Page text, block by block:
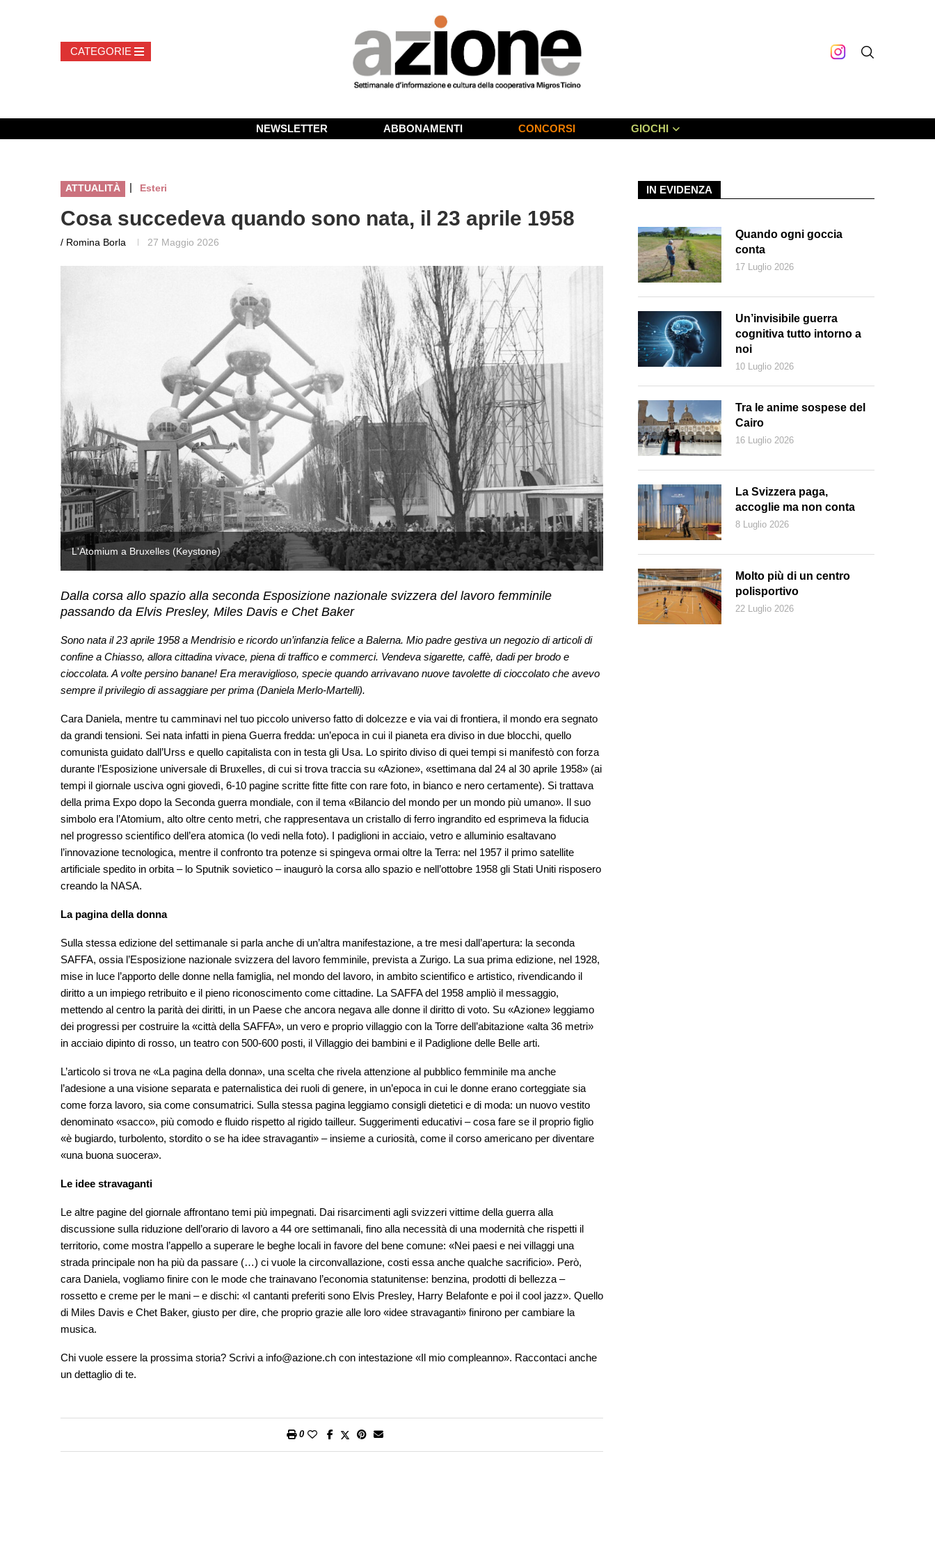
NEWSLETTER ABBONAMENTI CONCORSI GIOCHI
ATTUALITÀ | Esteri
Cosa succedeva quando sono nata, il 23 aprile 1958
/ Romina Borla 27 Maggio 2026
L'Atomium a Bruxelles (Keystone) L'Atomium a Bruxelles (Keystone)
Dalla corsa allo spazio alla seconda Esposizione nazionale svizzera del lavoro femminile
passando da Elvis Presley, Miles Davis e Chet Baker
Sono nata il 23 aprile 1958 a Mendrisio e ricordo un’infanzia felice a Balerna. Mio padre gestiva un negozio di articoli di
confine a Chiasso, allora cittadina vivace, piena di traffico e commerci. Vendeva sigarette, caffè, dadi per brodo e
cioccolata. A volte persino banane! Era meraviglioso, specie quando arrivavano nuove tavolette di cioccolato che avevo
sempre il privilegio di assaggiare per prima (Daniela Merlo-Martelli).
Cara Daniela, mentre tu camminavi nel tuo piccolo universo fatto di dolcezze e via vai di frontiera, il mondo era segnato
da grandi tensioni. Sei nata infatti in piena Guerra fredda: un’epoca in cui il pianeta era diviso in due blocchi, quello
comunista guidato dall’Urss e quello capitalista con in testa gli Usa. Lo spirito diviso di quei tempi si manifestò con forza
durante l’Esposizione universale di Bruxelles, di cui si trova traccia su «Azione», «settimana dal 24 al 30 aprile 1958» (ai
tempi il giornale usciva ogni giovedì, 6-10 pagine scritte fitte fitte con rare foto, in bianco e nero certamente). Si trattava
della prima Expo dopo la Seconda guerra mondiale, con il tema «Bilancio del mondo per un mondo più umano». Il suo
simbolo era l’Atomium, alto oltre cento metri, che rappresentava un cristallo di ferro ingrandito ed esprimeva la fiducia
nel progresso scientifico dell’era atomica (lo vedi nella foto). I padiglioni in acciaio, vetro e alluminio esaltavano
l’innovazione tecnologica, mentre il confronto tra potenze si spingeva ormai oltre la Terra: nel 1957 il primo satellite
artificiale spedito in orbita – lo Sputnik sovietico – inaugurò la corsa allo spazio e nell’ottobre 1958 gli Stati Uniti risposero
creando la NASA.
La pagina della donna
Sulla stessa edizione del settimanale si parla anche di un’altra manifestazione, a tre mesi dall’apertura: la seconda
SAFFA, ossia l’Esposizione nazionale svizzera del lavoro femminile, prevista a Zurigo. La sua prima edizione, nel 1928,
mise in luce l’apporto delle donne nella famiglia, nel mondo del lavoro, in ambito scientifico e artistico, rivendicando il
diritto a un impiego retribuito e il pieno riconoscimento come cittadine. La SAFFA del 1958 ampliò il messaggio,
mettendo al centro la parità dei diritti, in un Paese che ancora negava alle donne il diritto di voto. Su «Azione» leggiamo
dei progressi per costruire la «città della SAFFA», un vero e proprio villaggio con la Torre dell’abitazione «alta 36 metri»
in acciaio dipinto di rosso, un teatro con 500-600 posti, il Villaggio dei bambini e il Padiglione delle Belle arti.
L’articolo si trova ne «La pagina della donna», una scelta che rivela attenzione al pubblico femminile ma anche
l’adesione a una visione separata e paternalistica dei ruoli di genere, in un’epoca in cui le donne erano corteggiate sia
come forza lavoro, sia come consumatrici. Sulla stessa pagina leggiamo consigli dietetici e di moda: un nuovo vestito
denominato «sacco», più comodo e fluido rispetto al rigido tailleur. Suggerimenti educativi – cosa fare se il proprio figlio
«è bugiardo, turbolento, stordito o se ha idee stravaganti» – insieme a curiosità, come il corso americano per diventare
«una buona suocera».
Le idee stravaganti
Le altre pagine del giornale affrontano temi più impegnati. Dai risarcimenti agli svizzeri vittime della guerra alla
discussione sulla riduzione dell’orario di lavoro a 44 ore settimanali, fino alla necessità di una modernità che rispetti il
territorio, come mostra l’appello a superare le beghe locali in favore del bene comune: «Nei paesi e nei villaggi una
strada principale non ha più da passare (…) ci vuole la circonvallazione, costi essa anche qualche sacrificio». Però,
cara Daniela, vogliamo finire con le mode che trainavano l’economia statunitense: benzina, prodotti di bellezza –
rossetto e creme per le mani – e dischi: «I cantanti preferiti sono Elvis Presley, Harry Belafonte e poi il cool jazz». Quello
di Miles Davis e Chet Baker, giusto per dire, che proprio grazie alle loro «idee stravaganti» finirono per cambiare la
musica.
Chi vuole essere la prossima storia? Scrivi a info@azione.ch con intestazione «Il mio compleanno». Raccontaci anche
un dettaglio di te.
0
IN EVIDENZA
Quando ogni goccia
conta
17 Luglio 2026
Un’invisibile guerra
cognitiva tutto intorno a
noi
10 Luglio 2026
Tra le anime sospese del
Cairo
16 Luglio 2026
La Svizzera paga,
accoglie ma non conta
8 Luglio 2026
Molto più di un centro
polisportivo
22 Luglio 2026